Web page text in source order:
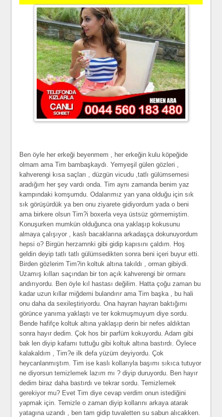
Ben öyle her erkeği beyenmem , her erkeğin kulu köpeğide
olmam ama Tim bambaşkaydı. Yemyeşil gülen gözleri ,
kahverengi kısa saçları , düzgün vicudu ,tatlı gülümsemesi
aradığım her şey vardı onda. Tim aynı zamanda benim yaz
kampındaki komşumdu. Odalarımız yan yana olduğu için sık
sık görüşürdük ya ben onu ziyarete gidiyordum yada o beni
ama birkere olsun Tim?i boxerla veya üstsüz görmemiştim.
Konuşurken mumkün olduğunca ona yaklaşıp kokusunu
almaya çalışıyor , kaslı bacaklarına arkadaşça dokunuyordum
hepsi o? Birgün herzamnki gibi gidip kapısını çaldım. Hoş
geldin deyip tatlı tatlı gülümsedikten sonra beni içeri buyur etti.
Birden gözlerim Tim?in koltuk altına takıldı , orman gibiydi.
Uzamış kılları saçından bir ton açık kahverengi bir ormanı
andırıyordu. Ben öyle kıl hastası değilim. Hatta çoğu zaman bu
kadar uzun kıllar miğdemi bulandırır ama Tim başka , bu hali
onu daha da sexileştiriyordu. Ona hayran hayran baktığımı
görünce yanıma yaklaştı ve ter kokmuşmuyum diye sordu.
Bende hafifçe koltuk altına yaklaşıp derin bir nefes aldıktan
sonra hayır dedim. Çok hos bir parfüm kokuyordu. Adam gibi
bak len diyip kafamı tuttuğu gibi koltuk altına bastırdı. Öylece
kalakaldım , Tim?e ilk defa yüzüm deyiyordu. Çok
heycanlanmıştım. Tim ise kaslı kollarıyla başımı sıkıca tutuyor
ne diyorsun temizlemek lazım mı ? diyip duruyordu. Ben hayır
dedim biraz daha bastırdı ve tekrar sordu. Temizlemek
gerekiyor mu? Evet Tim diye cevap verdim onun istediğini
yapmak için. Temizle o zaman diyip kollarını arkaya atarak
yatagına uzandı , ben tam gidip tuvaletten su sabun alıcakken.